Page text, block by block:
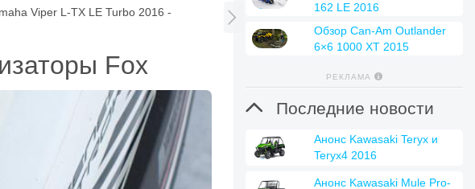
Viper L-TX LE Turbo 2016 -
Fox

162 LE 2016
Обзор Can-Am Outlander
6×6 1000 XT 2015
РЕКЛАМА
 Последние новости
Анонс Kawasaki Teryx и
Teryx4 2016
Анонс Kawasaki Mule Pro-